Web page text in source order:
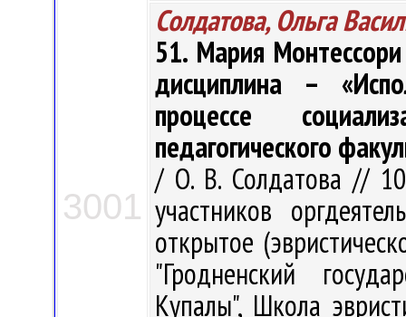
3001
Солдатова, Ольга
51. Мария
дисциплина –
процессе
педагогического
/ О. В. Солдатова //
участников
открытое
"Гродненский
Купалы", Школа